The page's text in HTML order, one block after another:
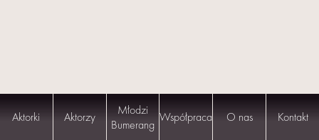
Aktorki Aktorzy
Młodzi
Bumerang Współpraca O nas Kontakt